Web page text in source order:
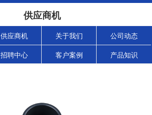
供应商机
供应商机 关于我们 公司动态
招聘中心 客户案例 产品知识